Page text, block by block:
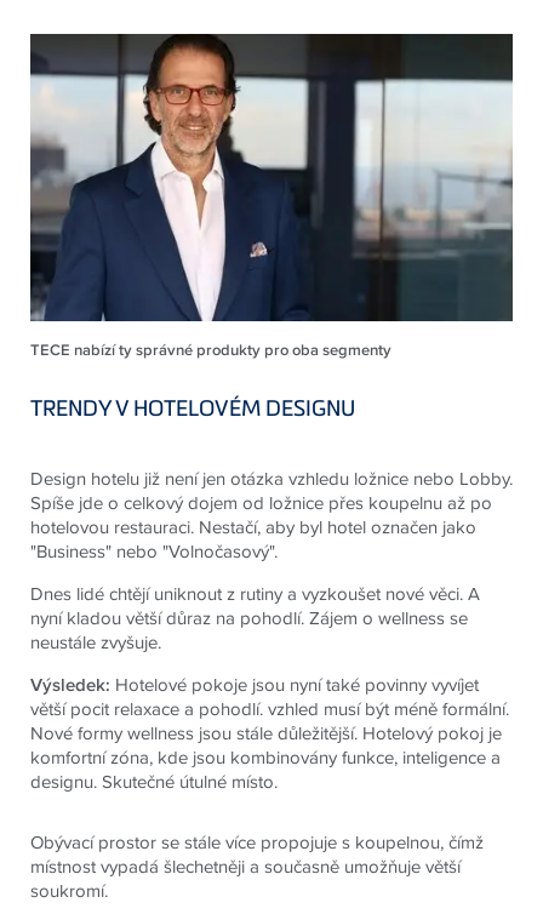
TECE nabízí ty správné produkty pro oba segmenty
TRENDY V HOTELOVÉM DESIGNU
Design hotelu již není jen otázka vzhledu ložnice nebo Lobby.
Spíše jde o celkový dojem od ložnice přes koupelnu až po
hotelovou restauraci. Nestačí, aby byl hotel označen jako
"Business" nebo "Volnočasový".
Dnes lidé chtějí uniknout z rutiny a vyzkoušet nové věci. A
nyní kladou větší důraz na pohodlí. Zájem o wellness se
neustále zvyšuje.
Výsledek: Hotelové pokoje jsou nyní také povinny vyvíjet
větší pocit relaxace a pohodlí. vzhled musí být méně formální.
Nové formy wellness jsou stále důležitější. Hotelový pokoj je
komfortní zóna, kde jsou kombinovány funkce, inteligence a
designu. Skutečné útulné místo.
Obývací prostor se stále více propojuje s koupelnou, čímž
místnost vypadá šlechetněji a současně umožňuje větší
soukromí.